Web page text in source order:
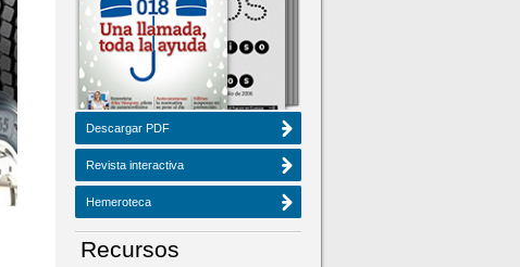
Descargar PDF
Revista interactiva
Hemeroteca
Recursos